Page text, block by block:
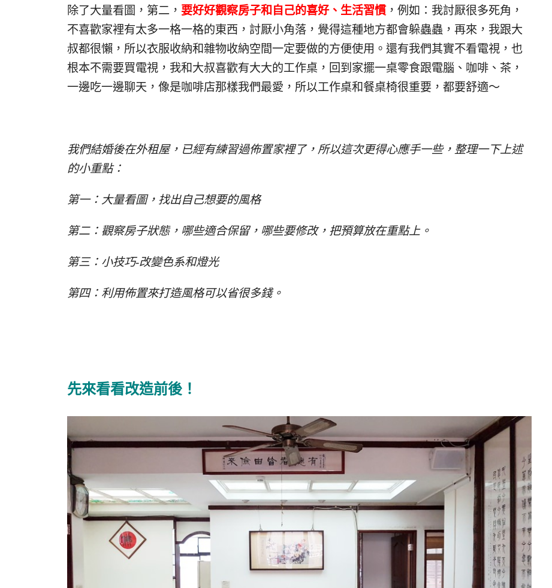
除了大量看圖，第二， 要好好觀察房子和自己的喜好、生活習慣，例如：我討厭很多死角，
不喜歡家裡有太多一格一格的東西，討厭小角落，覺得這種地方都會躲蟲蟲，再來，我跟大
叔都很懶，所以衣服收納和雜物收納空間一定要做的方便使用。還有我們其實不看電視，也
根本不需要買電視，我和大叔喜歡有大大的工作桌，回到家擺一桌零食跟電腦、咖啡、茶，
一邊吃一邊聊天，像是咖啡店那樣我們最愛，所以工作桌和餐桌椅很重要，都要舒適～
我們結婚後在外租屋，已經有練習過佈置家裡了，所以這次更得心應手一些，整理一下上述
的小重點：
第一：大量看圖，找出自己想要的風格
第二：觀察房子狀態，哪些適合保留，哪些要修改，把預算放在重點上。
第三：小技巧-改變色系和燈光
第四：利用佈置來打造風格可以省很多錢。
先來看看改造前後！